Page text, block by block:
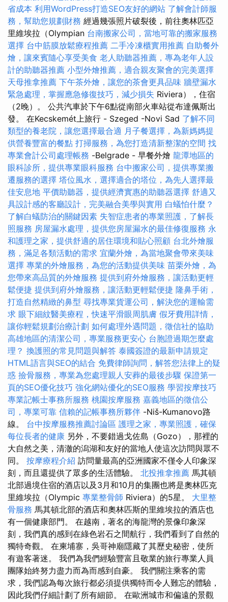
省成本 利用WordPress打造SEO友好的網站 了解會計師服
務，幫助您規劃財務 經過幾張照片破裂後，前往奧林匹亞
里維埃拉（Olympian 台南搬家公司，當地可靠的搬家服務
選擇 台中筋膜放鬆療程推薦 二手冷凍櫃實用推薦 自助餐外
燴，讓來賓隨心享受美食 老人助聽器推薦，專為老年人設
計的助聽器推薦 小型外燴推薦，適合親友聚會的完美選擇
天母推拿推薦 下午茶外燴，讓您的茶會更具品味 牆壁漏水
緊急處理，掌握應急修復技巧，減少損失 Riviera），住宿
（2晚）。 公共汽車於下午6點從南部火車站從布達佩斯出
發。 在Kecskemét上旅行 - Szeged -Novi Sad 了解不同
類型的養老院，讓您選擇最合適 月子餐選擇，為新媽媽提
供營養豐富的餐點 打掃服務，為您打造清新整潔的空間 找
專業會計公司處理帳務 -Belgrade - 早餐外燴 龍潭地區的
眼科診所，提供專業眼科服務 台中搬家公司，提供專業搬
遷服務的選擇 塔位風水，選擇適合的塔位，為先人選擇最
佳安息地 平價助聽器，提供經濟實惠的助聽器選擇 舒適又
具設計感的客廳設計，完美融合美學與實用 白蟻怕什麼？
了解白蟻防治的關鍵因素 失智症患者的專業照護，了解長
照服務 房屋漏水處理，提供您房屋漏水的最佳修復服務 永
和護理之家，提供舒適的居住環境和貼心照顧 台北外燴服
務，滿足各類活動的需求 宜蘭外燴，為當地聚會帶來美味
選擇 專業的外燴服務，為您的活動提供美味 苗栗外燴，為
您帶來高品質的外燴服務 提供到府外燴服務，讓活動更輕
鬆便捷 提供到府外燴服務，讓活動更輕鬆便捷 隆鼻手術，
打造自然精緻的鼻型 尋找專業貨運公司，解決您的運輸需
求 眼下細紋醫美療程，快速平滑眼周肌膚 假牙費用詳情，
讓你輕鬆規劃治療計劃 如何處理外遇問題，徵信社的協助
高雄地區的清潔公司，專業服務更安心 台胞證過期怎麼處
理？ 換護照的常見問題與解答 泰國簽證的最新申請規定
HTML語言與SEO的結合 免費律師詢問，解答您法律上的疑
惑 撿骨服務，專業為您處理親人安葬的最後步驟 保證第一
頁的SEO優化技巧 強化網站優化的SEO服務 學習按摩技巧
專業記帳士事務所服務 桃園按摩服務 嘉義地區的徵信公
司，專業可靠 信賴的記帳事務所夥伴 -Niš-Kumanovo路
線。 台中按摩服務推薦討論區 護理之家，專業照護，確保
每位長者的健康 另外，不要錯過戈佐島（Gozo），那裡的
大自然之美，清澈的潟湖和友好的當地人使這次訪問與眾不
同。 按摩療程介紹 訪問量最高的亞洲國家不僅令人印象深
刻，而且還提供了眾多的生活體驗。 北投推拿推薦 馬其頓
北部過境住宿的酒店以及3月和10月的集團也將是奧林匹克
里維埃拉（Olympic 專業整骨師 Riviera）的5星。 大里整
骨服務 馬其頓北部的酒店和奧林匹斯的里維埃拉的酒店也
有一個健康部門。 在越南，著名的海龍灣的景像印象深
刻，我們真的感到在綠色岩石之間航行，我們看到了自然的
獨特奇觀。 在柬埔寨，吳哥神廟隱藏了其歷史秘密，使所
有遊客著迷。 我們為我們經驗豐富且敬業的旅行專業人員
團隊始終努力盡力而為而感到自豪。 我們關注乘客的需
求，我們認為每次旅行都必須提供獨特而令人難忘的體驗，
因此我們仔細計劃了所有細節。 在歐洲城市和偏遠的景觀